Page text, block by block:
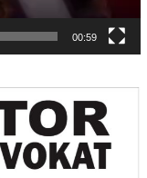
00:59